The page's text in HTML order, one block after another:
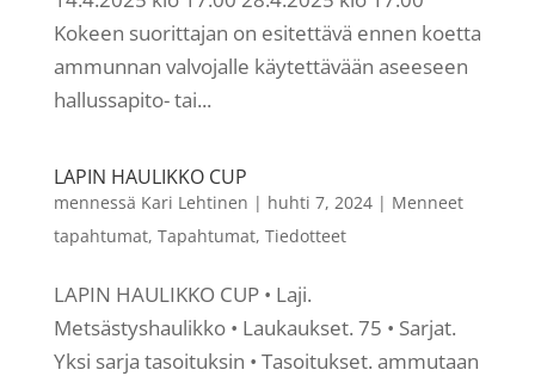
Kokeen suorittajan on esitettävä ennen koetta
ammunnan valvojalle käytettävään aseeseen
hallussapito- tai...
LAPIN HAULIKKO CUP
mennessä Kari Lehtinen | huhti 7, 2024| Menneet
tapahtumat, Tapahtumat, Tiedotteet
LAPIN HAULIKKO CUP • Laji.
Metsästyshaulikko • Laukaukset. 75 • Sarjat.
Yksi sarja tasoituksin • Tasoitukset. ammutaan